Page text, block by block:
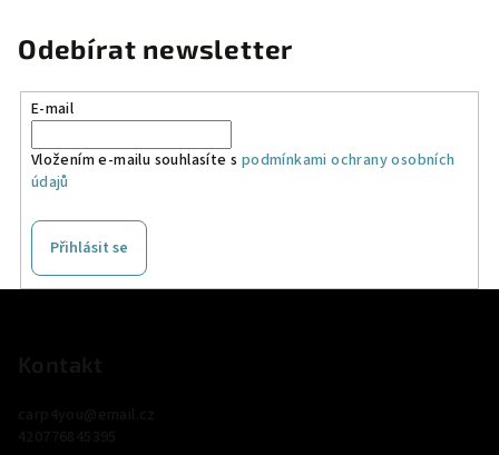
Odebírat newsletter
E-mail
Vložením e-mailu souhlasíte s podmínkami ochrany osobních
údajů
Přihlásit se